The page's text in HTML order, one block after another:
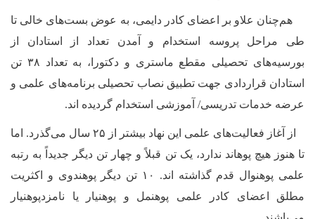
هم‌‌چنان علاو بر اعضای کادر دایمی، به عوض بست‌های خالی تا
طی مراحل پروسه استخدام و آمدن تعداد از استادان از
بورسیه‌های تحصیلی مقطع ماستری و دکتورا، به تعداد ۳۸ تن
استادان قراردادی جهت تطبیق نصاب تحصیلی برنامه‌های علمی و
عرضه خدمات تدریسی/ آموزشی استخدام گردیده اند.
از آغاز فعالیت‌های علمی این نهاد بیشتر از ۲۵ سال می‌گذرد. اما
تا هنوز هیچ پوهاند ندارد، یک تن قبلاً و چهار تن دیگر جدیداً به رتبه
علمی پوهنوال قدم گذاشته اند. ۱۰ تن دیگر پوهندوی و اکثریت
مطلق اعضای کادر علمی پوهنمل و پوهنیار یا نامزدپوهنیار